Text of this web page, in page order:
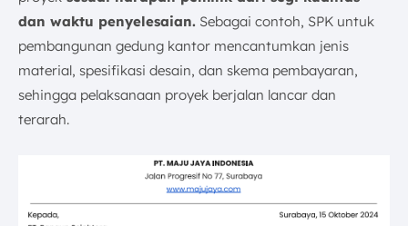
dan waktu penyelesaian. Sebagai contoh, SPK untuk
pembangunan gedung kantor mencantumkan jenis
material, spesifikasi desain, dan skema pembayaran,
sehingga pelaksanaan proyek berjalan lancar dan
terarah.